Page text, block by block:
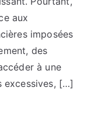
aux
imposées
des
à une
excessives, […]